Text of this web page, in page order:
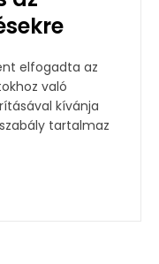
elfogadta az
való
kívánja